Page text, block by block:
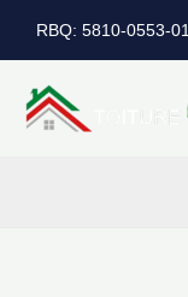
au
contenu
RBQ: 5810-0553-01